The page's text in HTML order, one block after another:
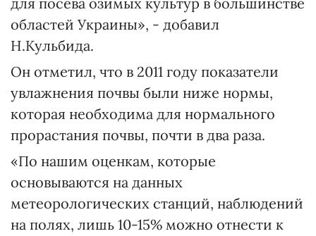
областей Украины», - добавил
Н.Кульбида.
Он отметил, что в 2011 году показатели
увлажнения почвы были ниже нормы,
которая необходима для нормального
прорастания почвы, почти в два раза.
«По нашим оценкам, которые
основываются на данных
метеорологических станций, наблюдений
на полях, лишь 10-15% можно отнести к